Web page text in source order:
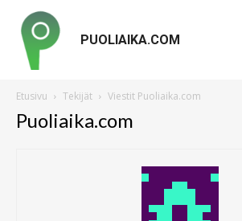
PUOLIAIKA.COM
Etusivu Tekijät Viestit Puoliaika.com
Puoliaika.com